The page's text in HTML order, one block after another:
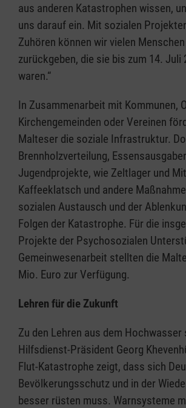
aus anderen Katastrophen wissen,
uns darauf ein. Mit sozialen
Zuhören können wir vielen
zurückgeben, die sie bis zum 14. Juli
waren.“
In Zusammenarbeit mit Kommunen,
Kirchengemeinden oder Vereinen
Malteser die soziale Infrastruktur.
Brennholzverteilung,
Jugendprojekte, wie Zeltlager und
Kaffeeklatsch und andere
sozialen Austausch und der
Folgen der Katastrophe. Für die
Projekte der Psychosozialen
Gemeinwesenarbeit stellten die
Mio. Euro zur Verfügung.
Lehren für die Zukunft
Zu den Lehren aus dem Hochwasser
Hilfsdienst-Präsident Georg
Flut-Katastrophe zeigt, dass sich
Bevölkerungsschutz und in der
besser rüsten muss. Warnsysteme